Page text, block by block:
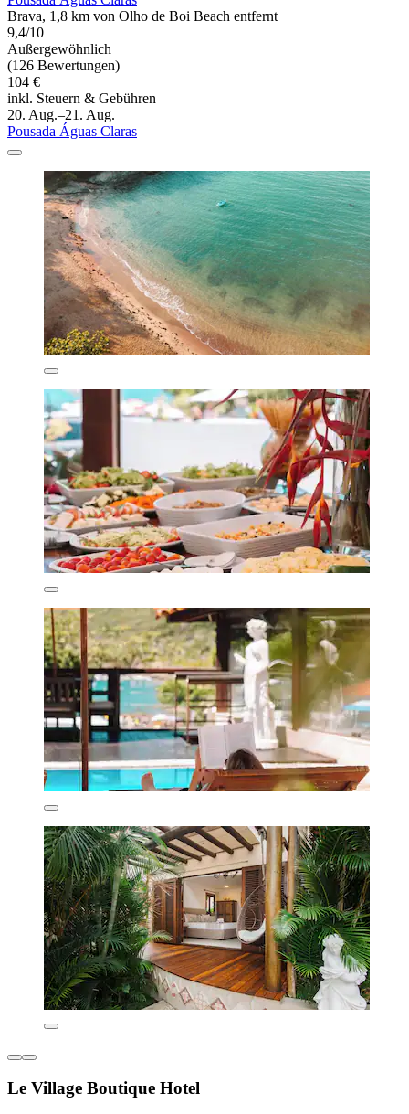
Brava, 1,8 km von Olho de Boi Beach entfernt
9,4/10
Außergewöhnlich
(126 Bewertungen)
104 €
inkl. Steuern & Gebühren
20. Aug.–21. Aug.
Pousada Águas Claras
Le Village Boutique Hotel